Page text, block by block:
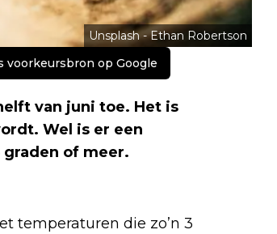
Unsplash - Ethan Robertson
voorkeursbron op Google
van juni toe. Het is
Wel is er een
of meer.
temperaturen die zo’n 3